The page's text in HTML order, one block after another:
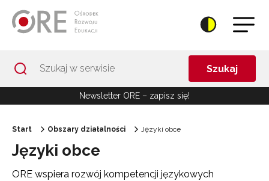
Szukaj
Newsletter ORE – zapisz się!
Start Obszary działalności Języki obce
Języki obce
ORE wspiera rozwój kompetencji językowych